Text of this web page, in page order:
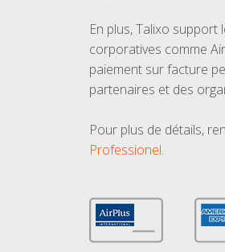
En plus, Talixo
corporatives comme
paiement sur facture
partenaires et des
Pour plus de détails,
Professionel.